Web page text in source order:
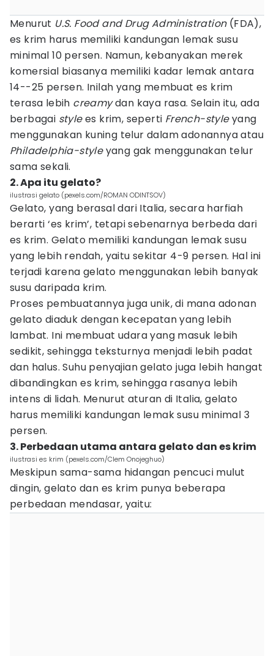
Menurut U.S. Food and Drug Administration(FDA),
es krim harus memiliki kandungan lemak susu
minimal 10 persen. Namun, kebanyakan merek
komersial biasanya memiliki kadar lemak antara
14--25 persen. Inilah yang membuat es krim
terasa lebih creamydan kaya rasa. Selain itu, ada
berbagai stylees krim, seperti French-styleyang
menggunakan kuning telur dalam adonannya atau
Philadelphia-styleyang gak menggunakan telur
sama sekali.
2. Apa itu gelato?
ilustrasi gelato (pexels.com/ROMAN ODINTSOV)
Gelato, yang berasal dari Italia, secara harfiah
berarti ‘es krim’, tetapi sebenarnya berbeda dari
es krim. Gelato memiliki kandungan lemak susu
yang lebih rendah, yaitu sekitar 4-9 persen. Hal ini
terjadi karena gelato menggunakan lebih banyak
susu daripada krim.
Proses pembuatannya juga unik, di mana adonan
gelato diaduk dengan kecepatan yang lebih
lambat. Ini membuat udara yang masuk lebih
sedikit, sehingga teksturnya menjadi lebih padat
dan halus. Suhu penyajian gelato juga lebih hangat
dibandingkan es krim, sehingga rasanya lebih
intens di lidah. Menurut aturan di Italia, gelato
harus memiliki kandungan lemak susu minimal 3
persen.
3. Perbedaan utama antara gelato dan es krim
ilustrasi es krim (pexels.com/Clem Onojeghuo)
Meskipun sama-sama hidangan pencuci mulut
dingin, gelato dan es krim punya beberapa
perbedaan mendasar, yaitu: